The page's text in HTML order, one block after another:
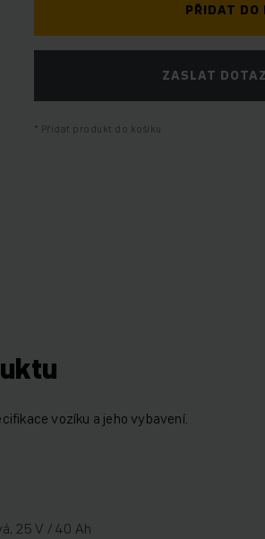
PŘIDAT DO
ZASLAT
Přidat produkt do košíku
vozíku a jeho vybavení.
25 V / 40 Ah